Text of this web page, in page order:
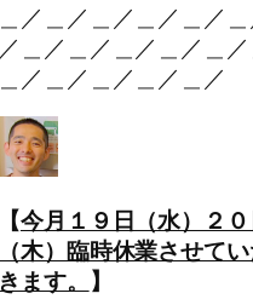
＿／＿／＿／＿／＿／＿
／＿／＿／＿／＿／＿
＿／＿／＿／＿／＿／
【今月１９日（水）２０
（木）臨時休業させて
きます。 】